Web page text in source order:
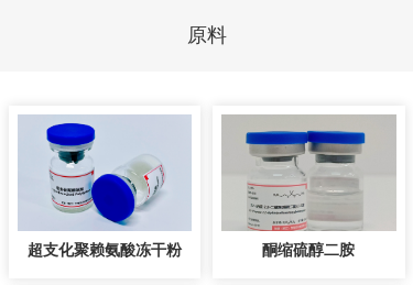
原料
超支化聚赖氨酸冻干粉 酮缩硫醇二胺